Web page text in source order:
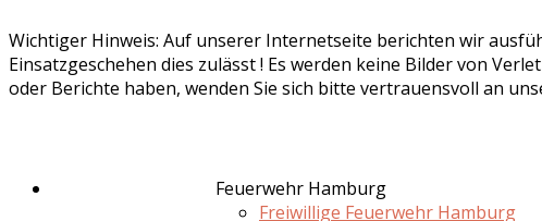
Wichtiger Hinweis: Auf unserer Internetseite berichten wir
Einsatzgeschehen dies zulässt ! Es werden keine Bilder von
oder Berichte haben, wenden Sie sich bitte vertrauensvoll an
Feuerwehr Hamburg
Freiwillige Feuerwehr Hamburg